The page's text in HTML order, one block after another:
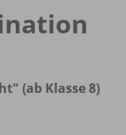
(ab Klasse 8)